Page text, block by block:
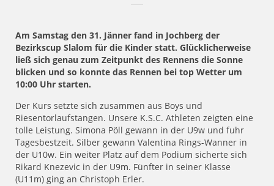
Am Samstag den 31. Jänner fand in Jochberg der
Bezirkscup Slalom für die Kinder statt. Glücklicherweise
ließ sich genau zum Zeitpunkt des Rennens die Sonne
blicken und so konnte das Rennen bei top Wetter um
10:00 Uhr starten.
Der Kurs setzte sich zusammen aus Boys und
Riesentorlaufstangen. Unsere K.S.C. Athleten zeigten eine
tolle Leistung. Simona Pöll gewann in der U9w und fuhr
Tagesbestzeit. Silber gewann Valentina Rings-Wanner in
der U10w. Ein weiter Platz auf dem Podium sicherte sich
Rikard Knezevic in der U9m. Fünfter in seiner Klasse
(U11m) ging an Christoph Erler.